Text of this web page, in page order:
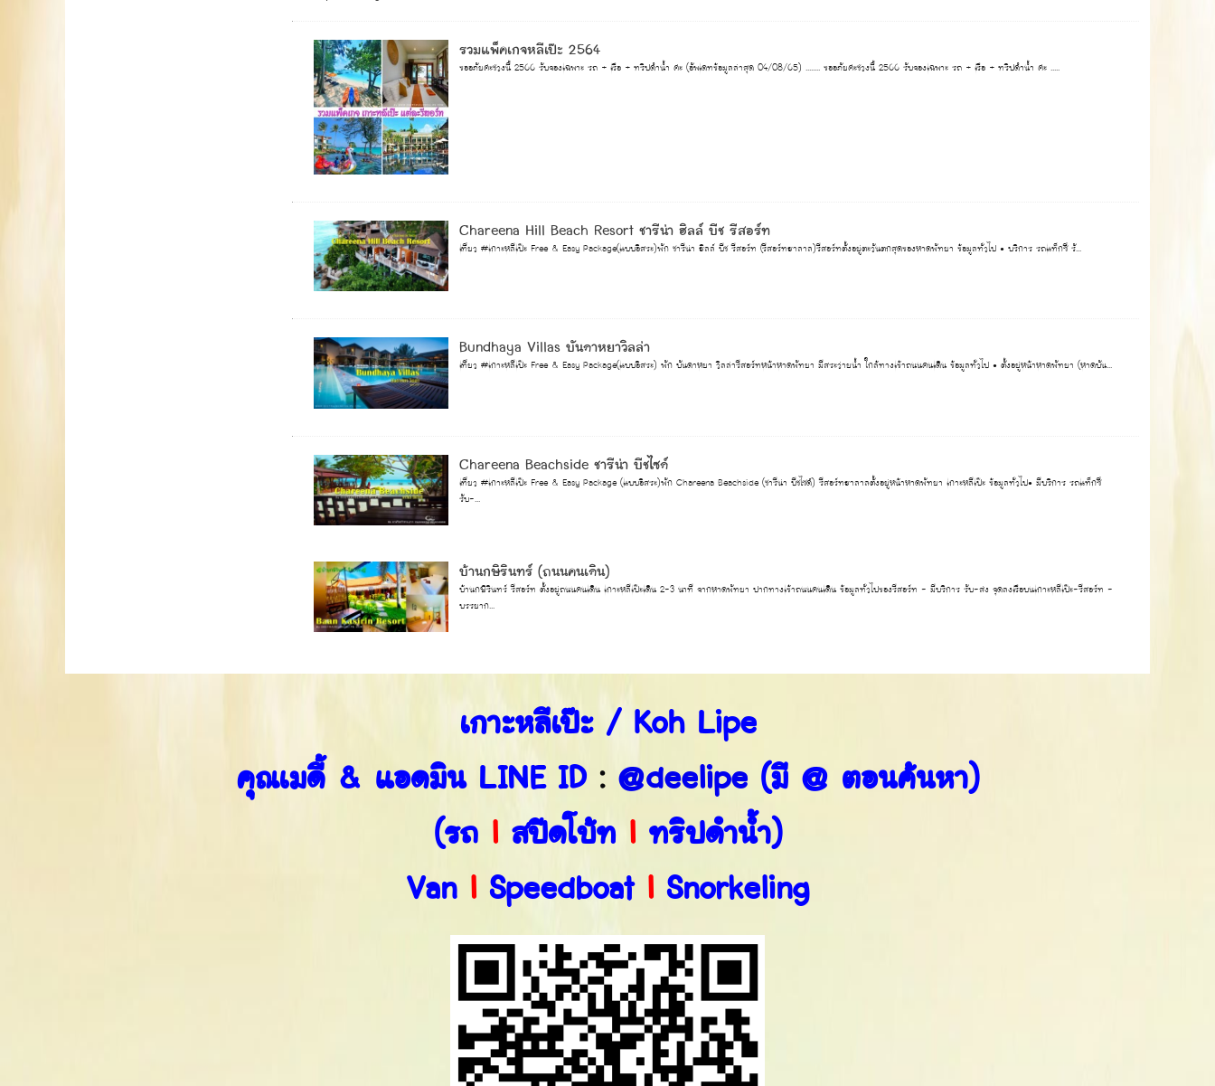
รวมแพ็คเกจหลีเป๊ะ 2564
ขออภัยค่ะช่วงนี้ 2566 รับจองเฉพาะ รถ + เรือ + ทริปดำน้ำ ค่ะ (อัพเดทข้อมูลล่าสุด 04/08/65) ........ ขออภัยค่ะช่วงนี้ 2566 รับจองเฉพาะ รถ + เรือ + ทริปดำน้ำ ค่ะ .....
Chareena Hill Beach Resort ชารีน่า ฮิลล์ บีช รีสอร์ท
เที่ยว #เกาะหลีเป๊ะ Free & Easy Package(แบบอิสระ)พัก ชารีน่า ฮิลล์ บีช รีสอร์ท (รีสอร์ทฮาลาล)รีสอร์ทตั้งอยู่ตะวันตกสุดของหาดพัทยา ข้อมูลทั่วไป • บริการ รถแท็กซี่​ รั...
Bundhaya Villas บันดาหยาวิลล่า
เที่ยว #เกาะหลีเป๊ะ Free & Easy Package(แบบอิสระ) พัก บันดาหยา วิลล่ารีสอร์ทหน้าหาดพัทยา มีสระว่ายน้ำ ใกล้ทางเข้าถนนคนเดิน ข้อมูลทั่วไป • ตั้งอยู่หน้าหาดพัทยา (หาดบัน...
Chareena Beachside ชารีน่า บีชไซด์
เที่ยว #เกาะหลีเป๊ะ Free & Easy Package (แบบอิสระ)พัก Chareena Beachside (ชารีน่า บีชไซด์) รีสอร์ทฮาลาลตั้งอยู่หน้าหาดพัทยา เกาะหลีเป๊ะ ข้อมูลทั่วไป• มีบริการ รถแท็กซี่​
รับ-...
บ้านกษิรินทร์ (ถนนคนเดิน)
บ้านกษิรินทร์ รีสอร์ท ตั้งอยู่ถนนคนเดิน เกาะหลีเป๊ะเดิน 2-3 นาที จากหาดพัทยา ปากทางเข้าถนนคนเดิน ข้อมูลทั่วไปของรีสอร์ท - มีบริการ รับ-ส่ง จุดลงเรือบนเกาะหลีเป๊ะ-รีสอร์ท -
บรรยาก...
เกาะหลีเป๊ะ / Koh Lipe
คุณเมดี้ & แอดมิน LINE ID: @deelipe (มี @ ตอนค้นหา)
(รถ lสปีดโบ้ท lทริปดำน้ำ)
Van lSpeedboat lSnorkeling